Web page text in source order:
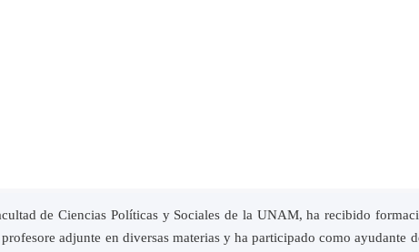
de Ciencias Políticas y Sociales de la UNAM, ha recibido
adjunte en diversas materias y ha participado como